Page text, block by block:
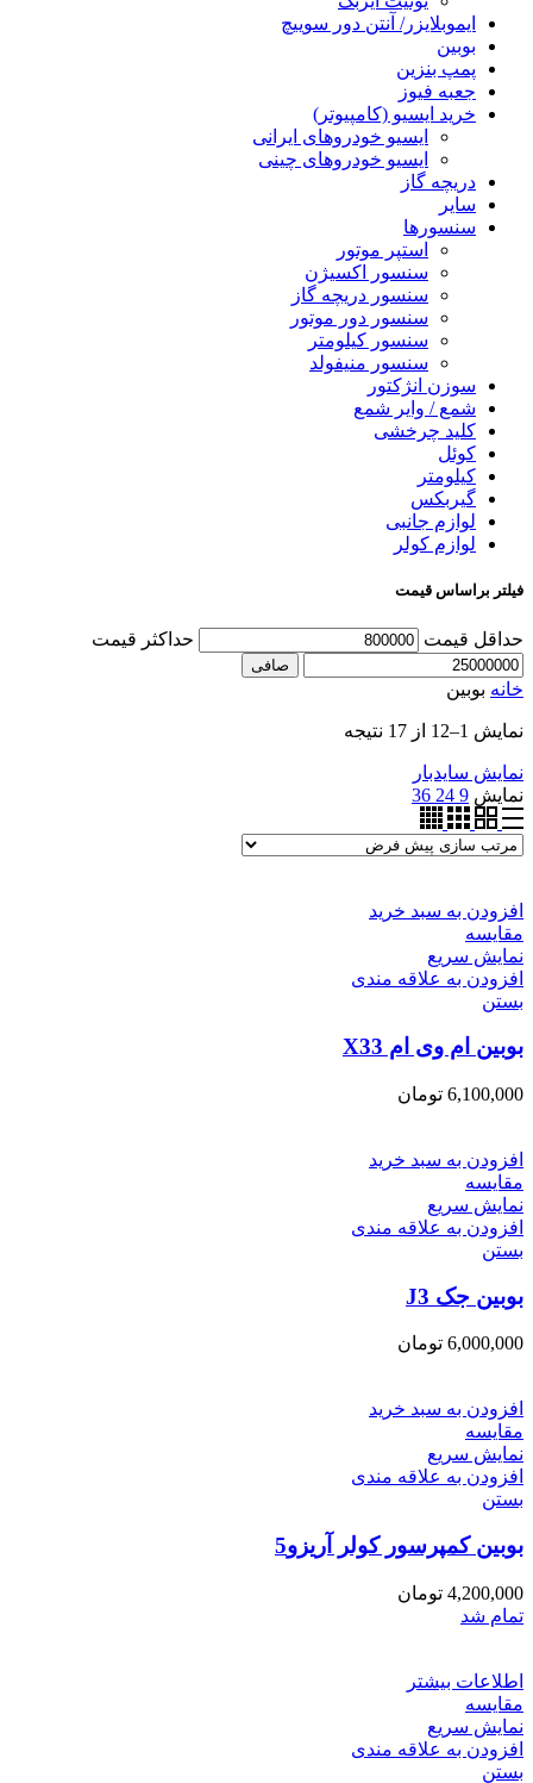
ایموبلایزر/ آنتن دور سوییچ
بوبین
پمپ بنزین
جعبه فیوز
خرید ایسیو (کامپیوتر)
ایسیو خودروهای ایرانی
ایسیو خودروهای چینی
دریچه گاز
سایر
سنسورها
استپر موتور
سنسور اکسیژن
سنسور دریچه گاز
سنسور دور موتور
سنسور کیلومتر
سنسور منیفولد
سوزن انژکتور
شمع / وایر شمع
کلید چرخشی
کوئل
کیلومتر
گیربکس
لوازم جانبی
لوازم کولر
فیلتر براساس قیمت
حداقل قیمت حداكثر قيمت
صافی
خانه بوبین
نمایش 1–12 از 17 نتیجه
نمایش سایدبار
نمایش 9
24
36
افزودن به سبد خرید
مقایسه
نمایش سریع
افزودن به علاقه مندی
بستن
بوبین ام وی ام X33
6,100,000 تومان
افزودن به سبد خرید
مقایسه
نمایش سریع
افزودن به علاقه مندی
بستن
بوبین جک J3
6,000,000 تومان
افزودن به سبد خرید
مقایسه
نمایش سریع
افزودن به علاقه مندی
بستن
بوبین کمپرسور کولر آریزو5
4,200,000 تومان
تمام شد
اطلاعات بیشتر
مقایسه
نمایش سریع
افزودن به علاقه مندی
بستن